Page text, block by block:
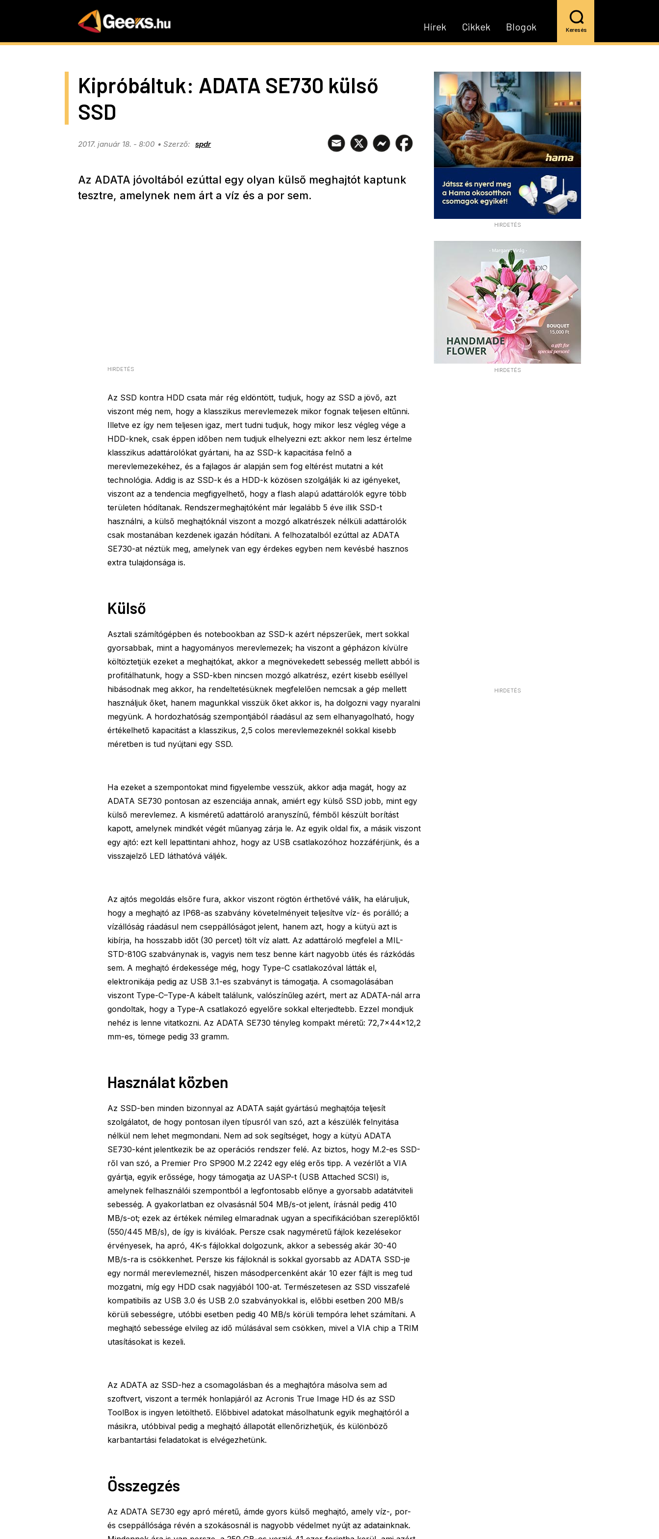
Blogok
Cikkek
Hírek Keresés
HIRDETÉS
HIRDETÉS
HIRDETÉS
Kipróbáltuk: ADATA SE730 külső
SSD
2017. január 18. - 8:00 spdr
Az ADATA jóvoltából ezúttal egy olyan külső meghajtót kaptunk
tesztre, amelynek nem árt a víz és a por sem.
HIRDETÉS
Az SSD kontra HDD csata már rég eldöntött, tudjuk, hogy az SSD a jövő, azt
viszont még nem, hogy a klasszikus merevlemezek mikor fognak teljesen eltűnni.
Illetve ez így nem teljesen igaz, mert tudni tudjuk, hogy mikor lesz végleg vége a
HDD-knek, csak éppen időben nem tudjuk elhelyezni ezt: akkor nem lesz értelme
klasszikus adattárolókat gyártani, ha az SSD-k kapacitása felnő a
merevlemezekéhez, és a fajlagos ár alapján sem fog eltérést mutatni a két
technológia. Addig is az SSD-k és a HDD-k közösen szolgálják ki az igényeket,
viszont az a tendencia megfigyelhető, hogy a flash alapú adattárolók egyre több
területen hódítanak. Rendszermeghajtóként már legalább 5 éve illik SSD-t
használni, a külső meghajtóknál viszont a mozgó alkatrészek nélküli adattárolók
csak mostanában kezdenek igazán hódítani. A felhozatalból ezúttal az ADATA
SE730-at néztük meg, amelynek van egy érdekes egyben nem kevésbé hasznos
extra tulajdonsága is.
Külső
Asztali számítógépben és notebookban az SSD-k azért népszerűek, mert sokkal
gyorsabbak, mint a hagyományos merevlemezek; ha viszont a gépházon kívülre
költöztetjük ezeket a meghajtókat, akkor a megnövekedett sebesség mellett abból is
profitálhatunk, hogy a SSD-kben nincsen mozgó alkatrész, ezért kisebb eséllyel
hibásodnak meg akkor, ha rendeltetésüknek megfelelően nemcsak a gép mellett
használjuk őket, hanem magunkkal visszük őket akkor is, ha dolgozni vagy nyaralni
megyünk. A hordozhatóság szempontjából ráadásul az sem elhanyagolható, hogy
értékelhető kapacitást a klasszikus, 2,5 colos merevlemezeknél sokkal kisebb
méretben is tud nyújtani egy SSD.
Ha ezeket a szempontokat mind figyelembe vesszük, akkor adja magát, hogy az
ADATA SE730 pontosan az eszenciája annak, amiért egy külső SSD jobb, mint egy
külső merevlemez. A kisméretű adattároló aranyszínű, fémből készült borítást
kapott, amelynek mindkét végét műanyag zárja le. Az egyik oldal fix, a másik viszont
egy ajtó: ezt kell lepattintani ahhoz, hogy az USB csatlakozóhoz hozzáférjünk, és a
visszajelző LED láthatóvá váljék.
Az ajtós megoldás elsőre fura, akkor viszont rögtön érthetővé válik, ha eláruljuk,
hogy a meghajtó az IP68-as szabvány követelményeit teljesítve víz- és porálló; a
vízállóság ráadásul nem cseppállóságot jelent, hanem azt, hogy a kütyü azt is
kibírja, ha hosszabb időt (30 percet) tölt víz alatt. Az adattároló megfelel a MIL-
STD-810G szabványnak is, vagyis nem tesz benne kárt nagyobb ütés és rázkódás
sem. A meghajtó érdekessége még, hogy Type-C csatlakozóval látták el,
elektronikája pedig az USB 3.1-es szabványt is támogatja. A csomagolásában
viszont Type-C–Type-A kábelt találunk, valószínűleg azért, mert az ADATA-nál arra
gondoltak, hogy a Type-A csatlakozó egyelőre sokkal elterjedtebb. Ezzel mondjuk
nehéz is lenne vitatkozni. Az ADATA SE730 tényleg kompakt méretű: 72,7×44×12,2
mm-es, tömege pedig 33 gramm.
Használat közben
Az SSD-ben minden bizonnyal az ADATA saját gyártású meghajtója teljesít
szolgálatot, de hogy pontosan ilyen típusról van szó, azt a készülék felnyitása
nélkül nem lehet megmondani. Nem ad sok segítséget, hogy a kütyü ADATA
SE730-ként jelentkezik be az operációs rendszer felé. Az biztos, hogy M.2-es SSD-
ről van szó, a Premier Pro SP900 M.2 2242 egy elég erős tipp. A vezérlőt a VIA
gyártja, egyik erőssége, hogy támogatja az UASP-t (USB Attached SCSI) is,
amelynek felhasználói szempontból a legfontosabb előnye a gyorsabb adatátviteli
sebesség. A gyakorlatban ez olvasásnál 504 MB/s-ot jelent, írásnál pedig 410
MB/s-ot; ezek az értékek némileg elmaradnak ugyan a specifikációban szereplőktől
(550/445 MB/s), de így is kiválóak. Persze csak nagyméretű fájlok kezelésekor
érvényesek, ha apró, 4K-s fájlokkal dolgozunk, akkor a sebesség akár 30-40
MB/s-ra is csökkenhet. Persze kis fájloknál is sokkal gyorsabb az ADATA SSD-je
egy normál merevlemeznél, hiszen másodpercenként akár 10 ezer fájlt is meg tud
mozgatni, míg egy HDD csak nagyjából 100-at. Természetesen az SSD visszafelé
kompatibilis az USB 3.0 és USB 2.0 szabványokkal is, előbbi esetben 200 MB/s
körüli sebességre, utóbbi esetben pedig 40 MB/s körüli tempóra lehet számítani. A
meghajtó sebessége elvileg az idő múlásával sem csökken, mivel a VIA chip a TRIM
utasításokat is kezeli.
Az ADATA az SSD-hez a csomagolásban és a meghajtóra másolva sem ad
szoftvert, viszont a termék honlapjáról az Acronis True Image HD és az SSD
ToolBox is ingyen letölthető. Előbbivel adatokat másolhatunk egyik meghajtóról a
másikra, utóbbival pedig a meghajtó állapotát ellenőrizhetjük, és különböző
karbantartási feladatokat is elvégezhetünk.
Összegzés
Az ADATA SE730 egy apró méretű, ámde gyors külső meghajtó, amely víz-, por-
és cseppállósága révén a szokásosnál is nagyobb védelmet nyújt az adatainknak.